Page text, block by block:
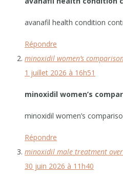
avanafil health condition
Répondre
minoxidil women’s
1 juillet 2026 à 16h51
minoxidil women’s
minoxidil women’s
Répondre
minoxidil male treatment
30 juin 2026 à 11h40